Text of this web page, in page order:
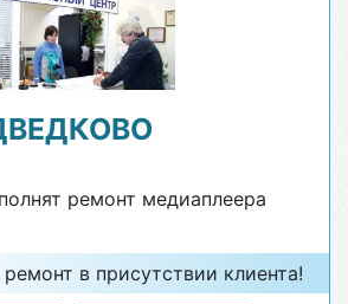
ремонт медиаплеера
в присутствии клиента!